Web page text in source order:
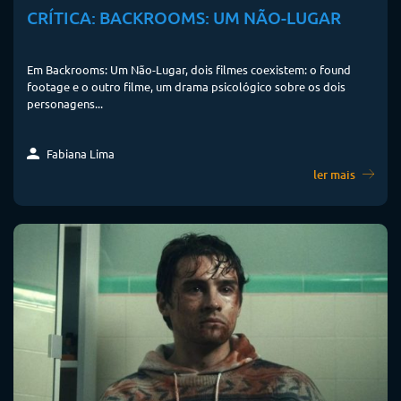
CRÍTICA: BACKROOMS: UM NÃO-LUGAR
Em Backrooms: Um Não-Lugar, dois filmes coexistem: o found
footage e o outro filme, um drama psicológico sobre os dois
personagens...
Fabiana Lima
ler mais